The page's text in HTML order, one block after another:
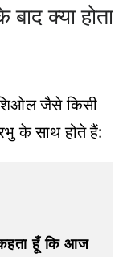
क्या होता
जैसे किसी
के साथ होते हैं:
हूँ कि आज